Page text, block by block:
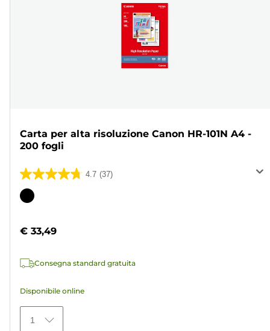
Carta per alta risoluzione Canon HR-101N A4 -
200 fogli
4.7 (37)
4.7
su
37
Cartuccia
colori
€ 33,49
Consegna standard gratuita
Disponibile online
1